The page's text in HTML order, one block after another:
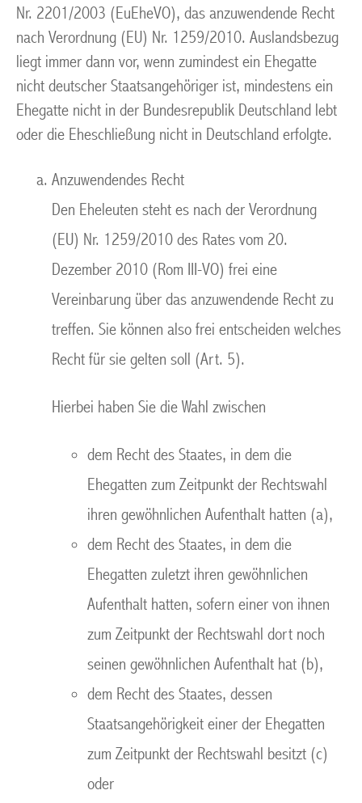
Nr. 2201/2003 (EuEheVO), das anzuwendende Recht
nach Verordnung (EU) Nr. 1259/2010. Auslandsbezug
liegt immer dann vor, wenn zumindest ein Ehegatte
nicht deutscher Staatsangehöriger ist, mindestens ein
Ehegatte nicht in der Bundesrepublik Deutschland lebt
oder die Eheschließung nicht in Deutschland erfolgte.
Anzuwendendes Recht
Den Eheleuten steht es nach der Verordnung
(EU) Nr. 1259/2010 des Rates vom 20.
Dezember 2010 (Rom III-VO) frei eine
Vereinbarung über das anzuwendende Recht zu
treffen. Sie können also frei entscheiden welches
Recht für sie gelten soll (Art. 5).
Hierbei haben Sie die Wahl zwischen
dem Recht des Staates, in dem die
Ehegatten zum Zeitpunkt der Rechtswahl
ihren gewöhnlichen Aufenthalt hatten (a),
dem Recht des Staates, in dem die
Ehegatten zuletzt ihren gewöhnlichen
Aufenthalt hatten, sofern einer von ihnen
zum Zeitpunkt der Rechtswahl dort noch
seinen gewöhnlichen Aufenthalt hat (b),
dem Recht des Staates, dessen
Staatsangehörigkeit einer der Ehegatten
zum Zeitpunkt der Rechtswahl besitzt (c)
oder